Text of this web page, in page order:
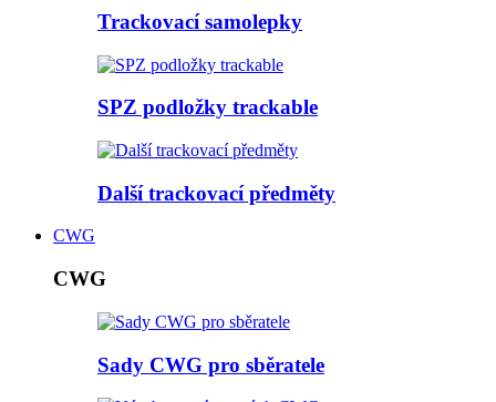
Trackovací samolepky
SPZ podložky trackable
Další trackovací předměty
CWG
CWG
Sady CWG pro sběratele